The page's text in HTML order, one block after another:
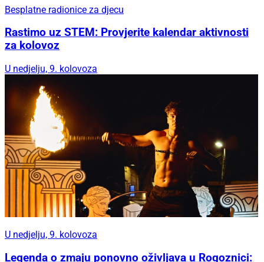
Besplatne radionice za djecu
Rastimo uz STEM: Provjerite kalendar aktivnosti
za kolovoz
U nedjelju, 9. kolovoza
U nedjelju, 9. kolovoza
Legenda o zmaju ponovno oživljava u Rogoznici: